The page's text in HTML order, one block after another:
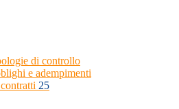
di controllo
e adempimenti
25